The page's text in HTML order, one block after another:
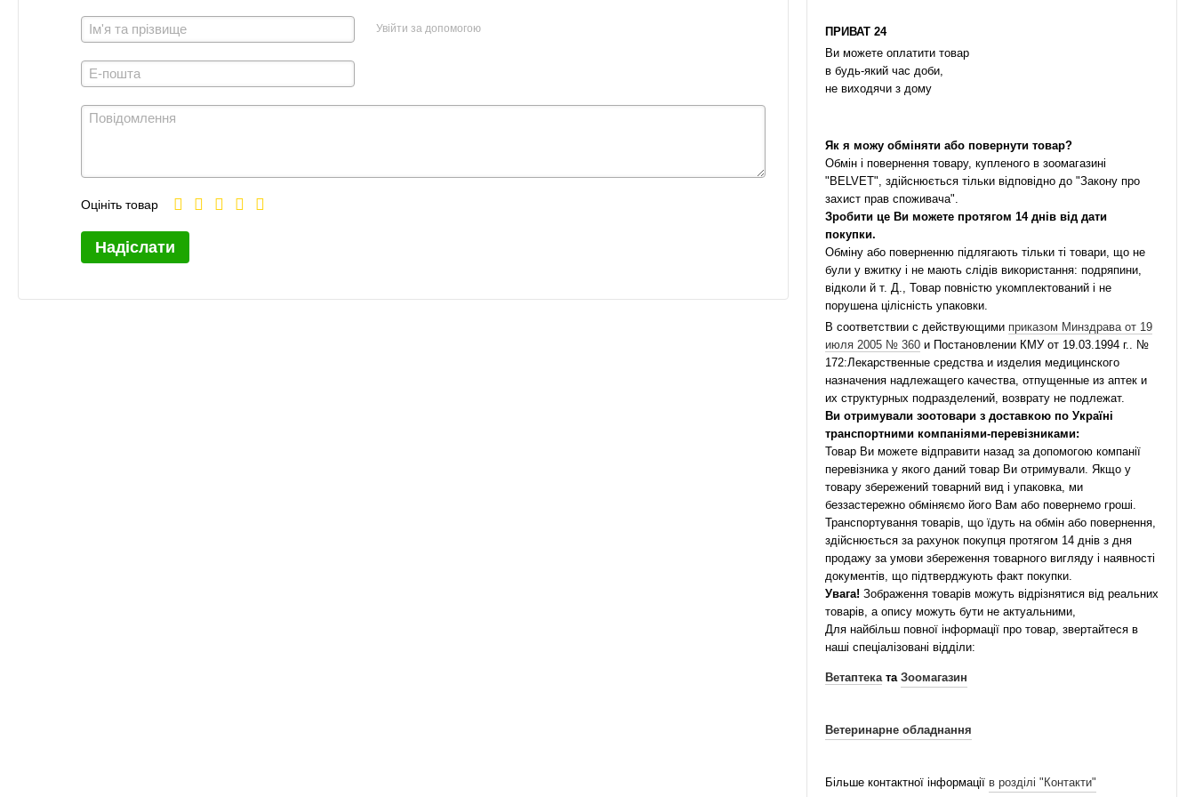
Увійти за допомогою
Оцініть товар
Надіслати
ПРИВАТ 24
Ви можете оплатити товар
в будь-який час доби,
не виходячи з дому
Як я можу обміняти або повернути товар?
Обмін і повернення товару, купленого в зоомагазині
"BELVET", здійснюється тільки відповідно до "Закону про
захист прав споживача".
Зробити це Ви можете протягом 14 днів від дати
покупки.
Обміну або поверненню підлягають тільки ті товари, що не
були у вжитку і не мають слідів використання: подряпини,
відколи й т. Д., Товар повністю укомплектований і не
порушена цілісність упаковки.
В соответствии с действующими приказом Минздрава от 19
июля 2005 № 360и Постановлении КМУ от 19.03.1994 г.. №
172:Лекарственные средства и изделия медицинского
назначения надлежащего качества, отпущенные из аптек и
их структурных подразделений, возврату не подлежат.
Ви отримували зоотовари з доставкою по Україні
транспортними компаніями-перевізниками:
Товар Ви можете відправити назад за допомогою компанії
перевізника у якого даний товар Ви отримували. Якщо у
товару збережений товарний вид і упаковка, ми
беззастережно обміняємо його Вам або повернемо гроші.
Транспортування товарів, що їдуть на обмін або повернення,
здійснюється за рахунок покупця протягом 14 днів з дня
продажу за умови збереження товарного вигляду і наявності
документів, що підтверджують факт покупки.
Увага! Зображення товарів можуть відрізнятися від реальних
товарів, а опису можуть бути не актуальними,
Для найбільш повної інформації про товар, звертайтеся в
наші спеціалізовані відділи:
Ветаптеката Зоомагазин
Ветеринарне обладнання
Більше контактної інформації в розділі "Контакти"